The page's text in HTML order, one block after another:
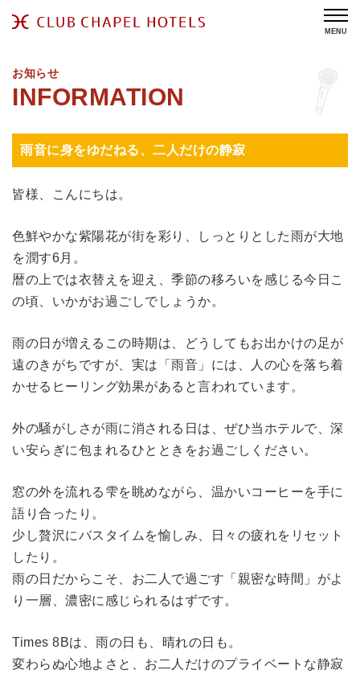
MENU
お知らせ
雨音に身をゆだねる、二人だけの静寂
皆様、こんにちは。
色鮮やかな紫陽花が街を彩り、しっとりとした雨が大地
を潤す6月。
暦の上では衣替えを迎え、季節の移ろいを感じる今日こ
の頃、いかがお過ごしでしょうか。
雨の日が増えるこの時期は、どうしてもお出かけの足が
遠のきがちですが、実は「雨音」には、人の心を落ち着
かせるヒーリング効果があると言われています。
外の騒がしさが雨に消される日は、ぜひ当ホテルで、深
い安らぎに包まれるひとときをお過ごしください。
窓の外を流れる雫を眺めながら、温かいコーヒーを手に
語り合ったり。
少し贅沢にバスタイムを愉しみ、日々の疲れをリセット
したり。
雨の日だからこそ、お二人で過ごす「親密な時間」がよ
り一層、濃密に感じられるはずです。
Times 8Bは、雨の日も、晴れの日も。
変わらぬ心地よさと、お二人だけのプライベートな静寂